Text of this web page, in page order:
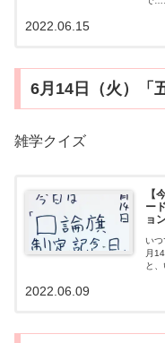
な
2022.06.15
6月14日（火）「
雑学クイズ
【
ー
ョ
いつ
月
と
も
2022.06.09